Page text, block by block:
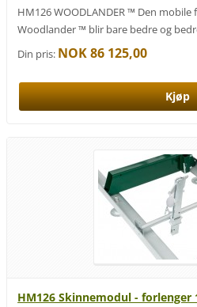
HM126 WOODLANDER ™ Den
Woodlander ™ blir bare bedre og
Din pris: NOK 86 125,00
HM126 Skinnemodul - forlenger